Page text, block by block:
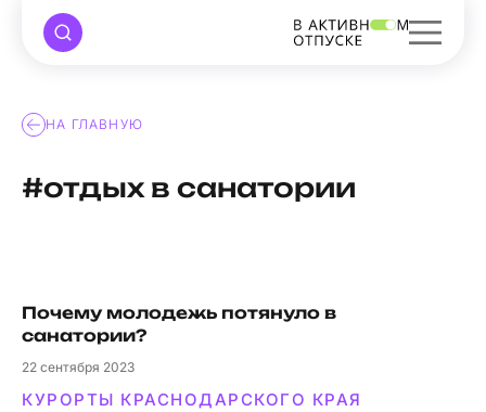
НА ГЛАВНУЮ
#отдых в санатории
Почему молодежь потянуло в
санатории?
22 сентября 2023
КУРОРТЫ КРАСНОДАРСКОГО КРАЯ